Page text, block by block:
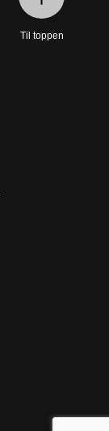
Til toppen